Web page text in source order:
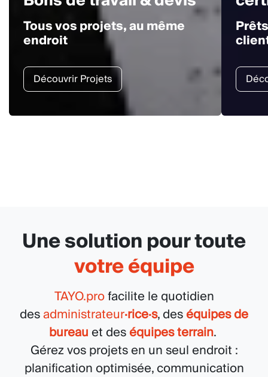
Tous vos projets, au même
endroit
Découvrir Projets
Une solution pour toute
votre équipe
TAYO.profacilite le quotidien
desadministrateur·rice·s, deséquipes de
bureau et deséquipes terrain.
Gérez vos projets en un seul endroit :
planification optimisée, communication